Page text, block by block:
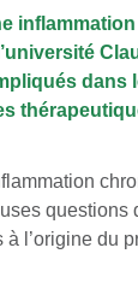
l’origine du